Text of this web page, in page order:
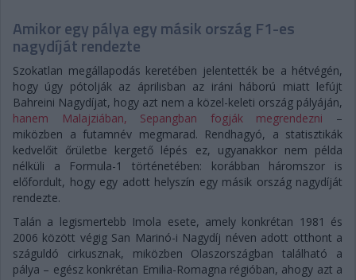
Amikor egy pálya egy másik ország F1-es
nagydíját rendezte
Szokatlan megállapodás keretében jelentették be a hétvégén,
hogy úgy pótolják az áprilisban az iráni háború miatt lefújt
Bahreini Nagydíjat, hogy azt nem a közel-keleti ország pályáján,
hanem Malajziában, Sepangban fogják megrendezni –
miközben a futamnév megmarad. Rendhagyó, a statisztikák
kedvelőit őrületbe kergető lépés ez, ugyanakkor nem példa
nélküli a Formula-1 történetében: korábban háromszor is
előfordult, hogy egy adott helyszín egy másik ország nagydíját
rendezte.
Talán a legismertebb Imola esete, amely konkrétan 1981 és
2006 között végig San Marinó-i Nagydíj néven adott otthont a
száguldó cirkusznak, miközben Olaszországban található a
pálya – egész konkrétan Emilia-Romagna régióban, ahogy azt a